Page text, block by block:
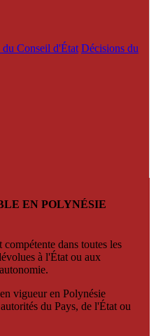
du Conseil d'État Décisions du
EN POLYNÉSIE
dans toutes les
à l'État ou aux
vigueur en Polynésie
du Pays, de l'État ou